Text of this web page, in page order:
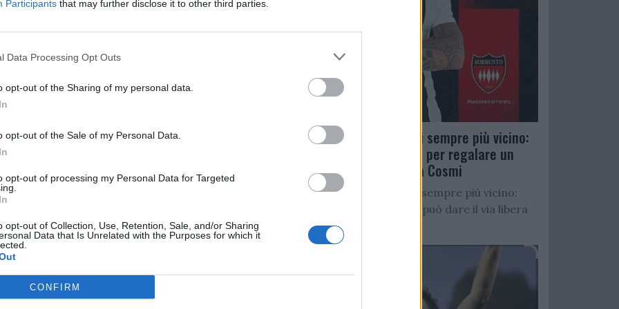
Participants that may further disclose it to other third parties.
Data Processing Opt Outs
opt-out of the Sharing of my personal data.
opt-out of the Sale of my Personal Data.
opt-out of processing my Personal Data for Targeted
opt-out of Collection, Use, Retention, Sale, and/or Sharing
Data that Is Unrelated with the Purposes for which it
CONFIRM
LILT Salerno
a questo nuovo progetto da domani,
a venerdì 18 marzo alle ore 23:00
granata indossate durante l’ultima
nel gruppo Facebook “Aste
Salernitana, D’Ursi sempre più vicino:
Faggiano accelera per regalare un
altro attaccante a Cosmi
Salernitana, D’Ursi sempre più vicino:
Starita al Sorrento può dare il via libera
all’operazione